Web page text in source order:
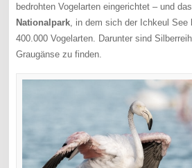
bedrohten Vogelarten eingerichtet – und
Nationalpark, in dem sich der Ichkeul See
400.000 Vogelarten. Darunter sind
Graugänse zu finden.